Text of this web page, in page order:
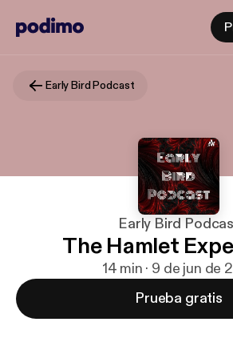
Early Bird Podcast
Early Bird
The Hamlet
14 min · 9 de jun de
Prueba gratis